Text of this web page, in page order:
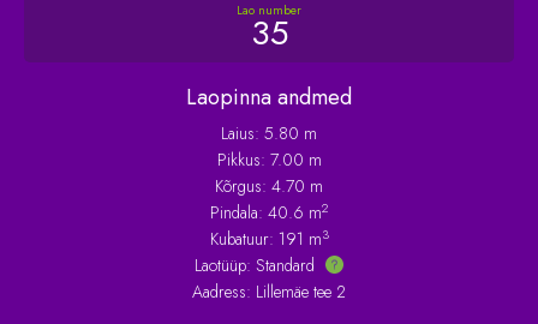
Lao number
35
Laopinna andmed
Laius: 5.80 m
Pikkus: 7.00 m
Kõrgus: 4.70 m
Pindala: 40.6 m2
Kubatuur: 191 m3
Laotüüp: Standard
Aadress: Lillemäe tee 2